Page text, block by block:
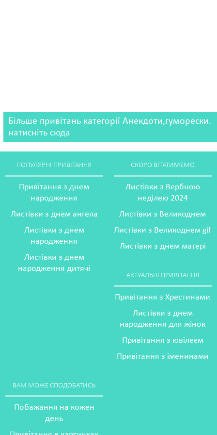
Більше привітань категорії Анекдоти,гуморески.
натисніть сюда
ПОПУЛЯРНІ ПРИВІТАННЯ
Привітання з днем
народження
Листівки з днем ангела
Листівки з днем
народження
Листівки з днем
народження дитячі
СКОРО ВІТАТИМЕМО
Листівки з Вербною
неділею 2024
Листівки з Великоднем
Листівки з Великоднем gif
Листівки з днем матері
АКТУАЛЬНІ ПРИВІТАННЯ
Привітання з Хрестинами
Листівки з днем
народження для жінок
Привітання з ювілеєм
Привітання з іменинами
ВАМ МОЖЕ СПОДОБАТИСЬ
Побажання на кожен
день